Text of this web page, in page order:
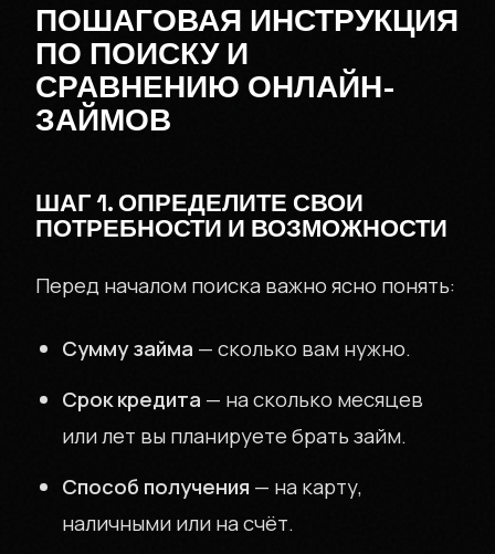
ПОШАГОВАЯ ИНСТРУКЦИЯ
ПО ПОИСКУ И
СРАВНЕНИЮ ОНЛАЙН-
ЗАЙМОВ
ШАГ 1. ОПРЕДЕЛИТЕ СВОИ
ПОТРЕБНОСТИ И ВОЗМОЖНОСТИ
Перед началом поиска важно ясно понять:
Сумму займа — сколько вам нужно.
Срок кредита — на сколько месяцев
или лет вы планируете брать займ.
Способ получения — на карту,
наличными или на счёт.